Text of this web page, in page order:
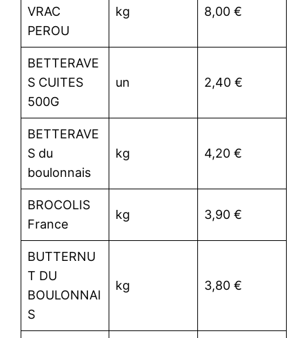
VRAC
PEROU
kg 8,00 €
BETTERAVE
S CUITES
500G
un 2,40 €
BETTERAVE
S du
boulonnais
kg 4,20 €
BROCOLIS
France
kg 3,90 €
BUTTERNU
T DU
BOULONNAI
S
kg 3,80 €